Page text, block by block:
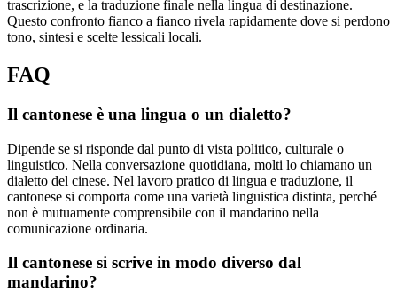
trascrizione, e la traduzione finale nella lingua di destinazione.
Questo confronto fianco a fianco rivela rapidamente dove si perdono
tono, sintesi e scelte lessicali locali.
FAQ
Il cantonese è una lingua o un dialetto?
Dipende se si risponde dal punto di vista politico, culturale o
linguistico. Nella conversazione quotidiana, molti lo chiamano un
dialetto del cinese. Nel lavoro pratico di lingua e traduzione, il
cantonese si comporta come una varietà linguistica distinta, perché
non è mutuamente comprensibile con il mandarino nella
comunicazione ordinaria.
Il cantonese si scrive in modo diverso dal
mandarino?